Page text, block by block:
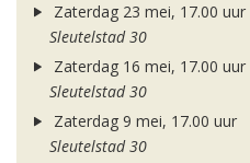
Zaterdag 23 mei, 17.00 uur
Sleutelstad 30
Zaterdag 16 mei, 17.00 uur
Sleutelstad 30
Zaterdag 9 mei, 17.00 uur
Sleutelstad 30